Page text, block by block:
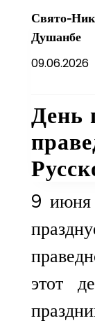
Свято-
Душанбе
09.06.2026
День
9 июня
этот